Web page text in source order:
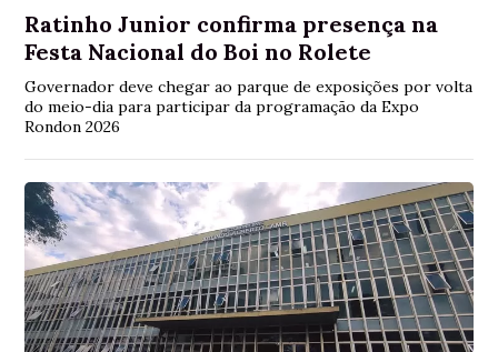
Ratinho Junior confirma presença na
Festa Nacional do Boi no Rolete
Governador deve chegar ao parque de exposições por volta
do meio-dia para participar da programação da Expo
Rondon 2026